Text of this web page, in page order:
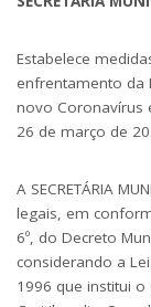
Estabelece
enfrentamento da
novo Coronavírus
26 de março de
A SECRETÁRIA
legais, em
6º, do Decreto
considerando a
1996 que institui o